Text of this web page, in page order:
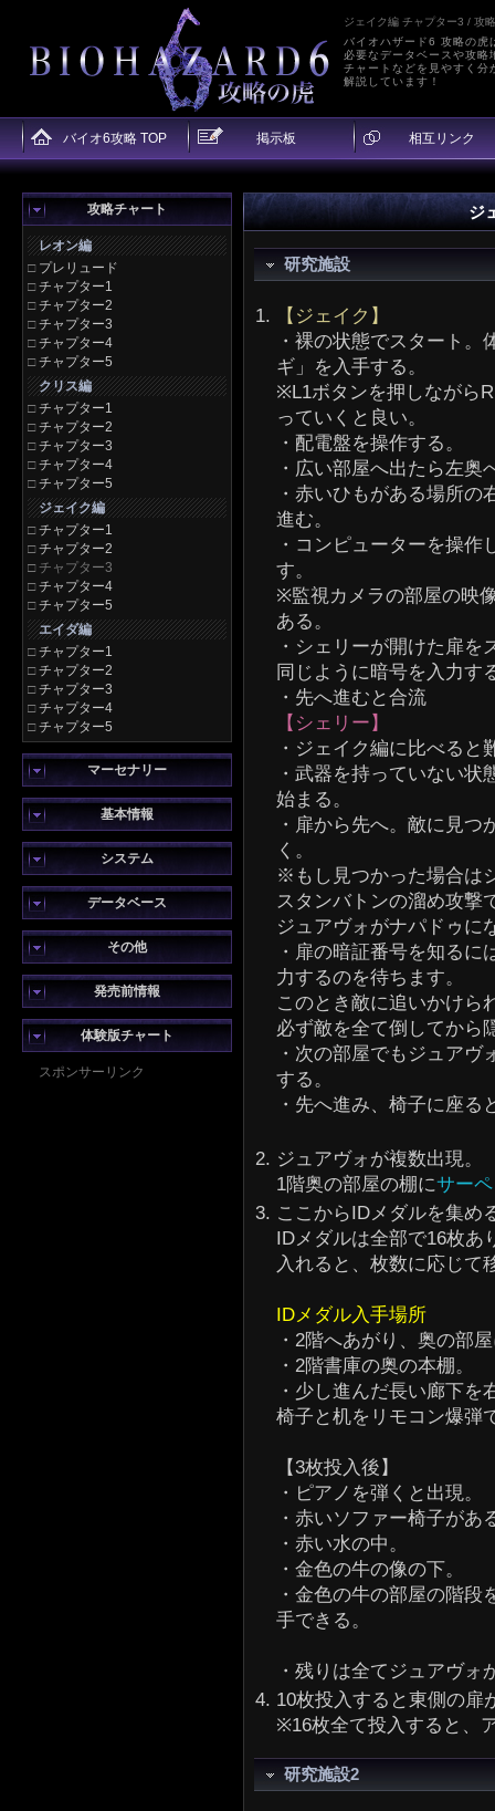
ジェイク編 チャプター3 / 攻
バイオハザード6 攻略の虎
必要なデータベースや攻略
チャートなどを見やすく分
解説しています！
攻略チャート
レオン編
□ プレリュード
□ チャプター1
□ チャプター2
□ チャプター3
□ チャプター4
□ チャプター5
クリス編
□ チャプター1
□ チャプター2
□ チャプター3
□ チャプター4
□ チャプター5
ジェイク編
□ チャプター1
□ チャプター2
□ チャプター3
□ チャプター4
□ チャプター5
エイダ編
□ チャプター1
□ チャプター2
□ チャプター3
□ チャプター4
□ チャプター5
マーセナリー
基本情報
システム
データベース
その他
発売前情報
体験版チャート
スポンサーリンク
ジ
研究施設
【ジェイク】
・裸の状態でスタート
ギ」を入手する。
※L1ボタンを押しながら
っていくと良い。
・配電盤を操作する。
・広い部屋へ出たら左奥
・赤いひもがある場所
進む。
・コンピューターを操
す。
※監視カメラの部屋の映
ある。
・シェリーが開けた扉
同じように暗号を入力す
・先へ進むと合流
【シェリー】
・ジェイク編に比べると
・武器を持っていない
始まる。
・扉から先へ。敵に見
く。
※もし見つかった場合は
スタンバトンの溜め攻撃
ジュアヴォがナパドゥに
・扉の暗証番号を知る
力するのを待ちます。
このとき敵に追いかけら
必ず敵を全て倒してから
・次の部屋でもジュア
する。
・先へ進み、椅子に座る
ジュアヴォが複数出現。
1階奥の部屋の棚にサー
ここからIDメダルを集め
IDメダルは全部で16枚あ
入れると、枚数に応じて
IDメダル入手場所
・2階へあがり、奥の部
・2階書庫の奥の本棚。
・少し進んだ長い廊下
椅子と机をリモコン爆弾
【3枚投入後】
・ピアノを弾くと出現。
・赤いソファー椅子があ
・赤い水の中。
・金色の牛の像の下。
・金色の牛の部屋の階
手できる。
・残りは全てジュアヴォ
10枚投入すると東側の扉
※16枚全て投入すると、
研究施設2
バイオ6攻略 TOP 掲示板 相互リンク